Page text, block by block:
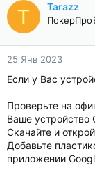
T Tarazz
25 Янв 2023
Если у Вас
Проверьте на
Ваше устройство
Скачайте и
Добавьте
приложении